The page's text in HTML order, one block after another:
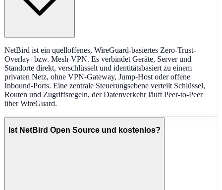
NetBird ist ein quelloffenes, WireGuard-basiertes Zero-Trust-
Overlay- bzw. Mesh-VPN. Es verbindet Geräte, Server und
Standorte direkt, verschlüsselt und identitätsbasiert zu einem
privaten Netz, ohne VPN-Gateway, Jump-Host oder offene
Inbound-Ports. Eine zentrale Steuerungsebene verteilt Schlüssel,
Routen und Zugriffsregeln, der Datenverkehr läuft Peer-to-Peer
über WireGuard.
Ist NetBird Open Source und kostenlos?